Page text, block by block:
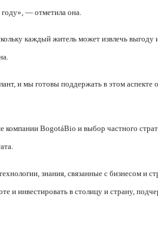
году», — отметила она.
каждый житель может извлечь выгоду
и мы готовы поддержать в этом
компании BogotáBio и выбор частного
знания, связанные с бизнесом и
и инвестировать в столицу и страну,